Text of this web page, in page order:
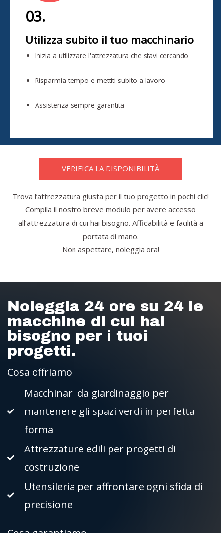
03.
Utilizza subito il tuo macchinario
Inizia a utilizzare l'attrezzatura che stavi cercando
Risparmia tempo e mettiti subito a lavoro
Assistenza sempre garantita
VERIFICA LA DISPONIBILITÀ
Trova l’attrezzatura giusta per il tuo progetto in pochi clic!
Compila il nostro breve modulo per avere accesso
all’attrezzatura di cui hai bisogno. Affidabilità e facilità a
portata di mano.
Non aspettare, noleggia ora!
Noleggia 24 ore su 24 le
macchine di cui hai
bisogno per i tuoi
progetti.
Cosa offriamo
Macchinari da giardinaggio per
mantenere gli spazi verdi in perfetta
forma
Attrezzature edili per progetti di
costruzione
Utensileria per affrontare ogni sfida di
precisione